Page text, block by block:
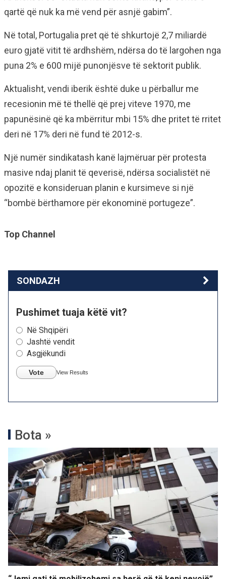
qartë që nuk ka më vend për asnjë gabim”.
Në total, Portugalia pret që të shkurtojë 2,7 miliardë
euro gjatë vitit të ardhshëm, ndërsa do të largohen nga
puna 2% e 600 mijë punonjësve të sektorit publik.
Aktualisht, vendi iberik është duke u përballur me
recesionin më të thellë që prej viteve 1970, me
papunësinë që ka mbërritur mbi 15% dhe pritet të rritet
deri në 17% deri në fund të 2012-s.
Një numër sindikatash kanë lajmëruar për protesta
masive ndaj planit të qeverisë, ndërsa socialistët në
opozitë e konsideruan planin e kursimeve si një
“bombë bërthamore për ekonominë portugeze”.
Top Channel
SONDAZH
Pushimet tuaja këtë vit?
Në Shqipëri
Jashtë vendit
Asgjëkundi
Vote View Results
Bota »